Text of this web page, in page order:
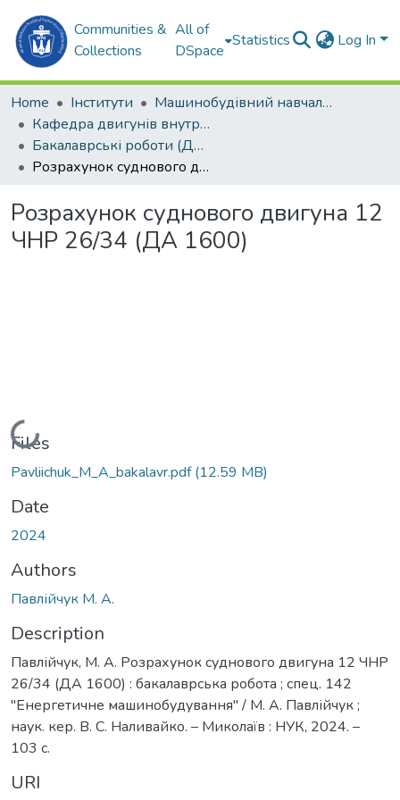
Communities &
Collections
All of
DSpace
Statistics Log In
Home Інститути
Машинобудівний навчально-науковий інститут (МННІ)
Кафедра двигунів внутрішнього згоряння, установок та технічної експлуатації (ДВЗ,УтаТЕ)
Бакалаврські роботи (ДВЗ, УтаТЕ)
Розрахунок суднового двигуна 12 ЧНР 26/34 (ДА 1600)
Розрахунок суднового двигуна 12
ЧНР 26/34 (ДА 1600)
Loading...
Files
Pavliichuk_M_A_bakalavr.pdf(12.59 MB)
Date
2024
Authors
Павлійчук М. А.
Description
Павлійчук, М. А. Розрахунок суднового двигуна 12 ЧНР
26/34 (ДА 1600) : бакалаврська робота ; спец. 142
''Енергетичне машинобудування'' / М. А. Павлійчук ;
наук. кер. В. С. Наливайко. – Миколаїв : НУК, 2024. –
103 с.
URI